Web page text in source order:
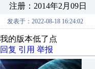
注册：2014年2月09日
发表于：2022-08-18 16:24:02
我的版本低了点
回复 引用 举报